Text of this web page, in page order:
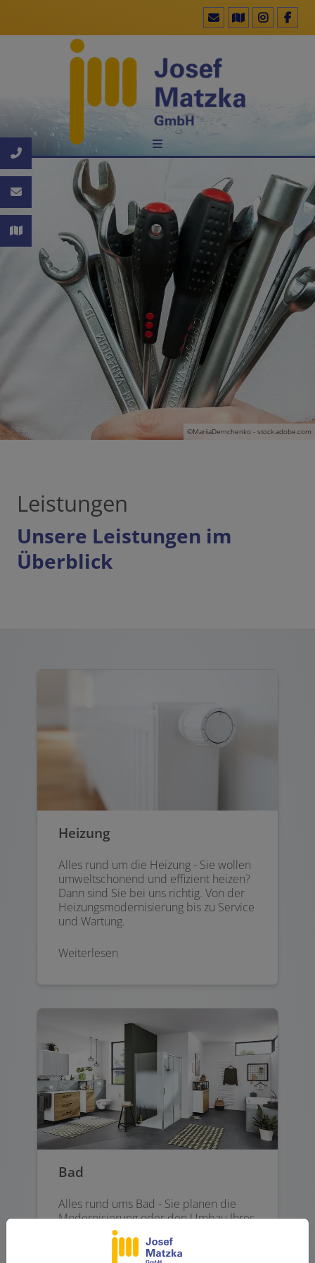
©MariiaDemchenko - stock.adobe.com
Leistungen
Unsere Leistungen im
Überblick
Heizung
Alles rund um die Heizung - Sie wollen
umweltschonend und effizient heizen?
Dann sind Sie bei uns richtig. Von der
Heizungsmodernisierung bis zu Service
und Wartung.
Weiterlesen
Bad
Alles rund ums Bad - Sie planen die
Modernisierung oder den Umbau Ihres
Bads? Profitieren Sie von unserer
umfassenden Kompetenz in der
Badsanierung.